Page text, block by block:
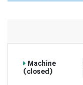
Machine
(closed)